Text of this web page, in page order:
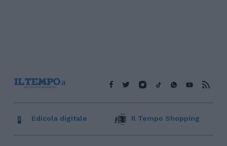
Edicola digitale Il Tempo Shopping